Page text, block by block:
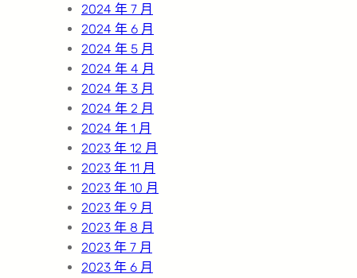
2024 年 7 月
2024 年 6 月
2024 年 5 月
2024 年 4 月
2024 年 3 月
2024 年 2 月
2024 年 1 月
2023 年 12 月
2023 年 11 月
2023 年 10 月
2023 年 9 月
2023 年 8 月
2023 年 7 月
2023 年 6 月